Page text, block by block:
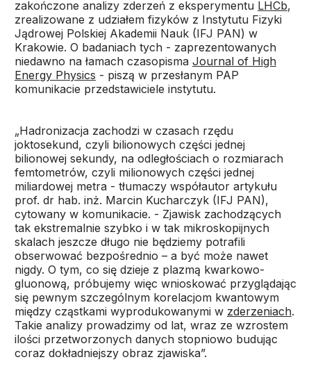
zakończone analizy zderzeń z eksperymentu LHCb,
zrealizowane z udziałem fizyków z Instytutu Fizyki
Jądrowej Polskiej Akademii Nauk (IFJ PAN) w
Krakowie. O badaniach tych - zaprezentowanych
niedawno na łamach czasopisma Journal of High
Energy Physics - piszą w przesłanym PAP
komunikacie przedstawiciele instytutu.
„Hadronizacja zachodzi w czasach rzędu
joktosekund, czyli bilionowych części jednej
bilionowej sekundy, na odległościach o rozmiarach
femtometrów, czyli milionowych części jednej
miliardowej metra - tłumaczy współautor artykułu
prof. dr hab. inż. Marcin Kucharczyk (IFJ PAN),
cytowany w komunikacie. - Zjawisk zachodzących
tak ekstremalnie szybko i w tak mikroskopijnych
skalach jeszcze długo nie będziemy potrafili
obserwować bezpośrednio – a być może nawet
nigdy. O tym, co się dzieje z plazmą kwarkowo-
gluonową, próbujemy więc wnioskować przyglądając
się pewnym szczególnym korelacjom kwantowym
między cząstkami wyprodukowanymi w zderzeniach.
Takie analizy prowadzimy od lat, wraz ze wzrostem
ilości przetworzonych danych stopniowo budując
coraz dokładniejszy obraz zjawiska”.